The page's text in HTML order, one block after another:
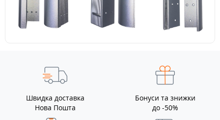
Швидка доставка
Нова Пошта
Бонуси та знижки
до -50%